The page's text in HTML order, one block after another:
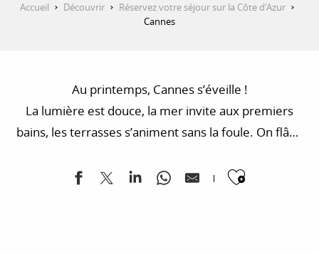
Accueil Découvrir
Réservez votre séjour sur la Côte d’Azur
Cannes
Au printemps, Cannes s’éveille !
La lumière est douce, la mer invite aux premiers
bains, les terrasses s’animent sans la foule. On flâne
profite d’un soleil déjà généreux. Cannes au